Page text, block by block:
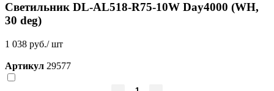
Светильник DL-AL518-R75-10W Day4000 (WH,
30 deg)
1 038 руб./ шт
Артикул 29577